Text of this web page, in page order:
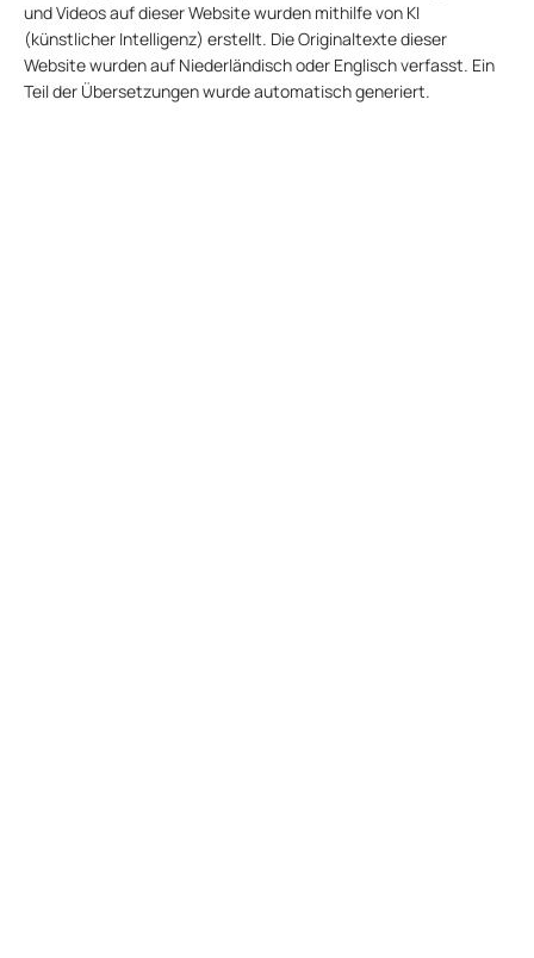
und Videos auf dieser Website wurden mithilfe von KI
(künstlicher Intelligenz) erstellt. Die Originaltexte dieser
Website wurden auf Niederländisch oder Englisch verfasst. Ein
Teil der Übersetzungen wurde automatisch generiert.